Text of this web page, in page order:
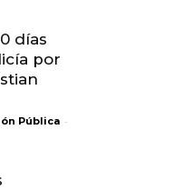
días
por
Pública -